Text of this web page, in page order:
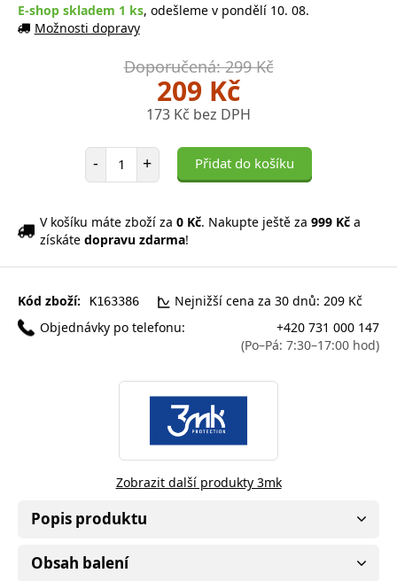
E-shop skladem 1 ks, odešleme v pondělí 10. 08.
Možnosti dopravy
Doporučená: 299 Kč
209 Kč
173 Kč bez DPH
- Počet položek
+ Přidat do košíku
V košíku máte zboží za 0 Kč. Nakupte ještě za 999 Kč a
získáte dopravu zdarma!
Kód zboží: K163386
Nejnižší cena za 30 dnů: 209 Kč
Objednávky po telefonu:
+420 731 000 147
(Po–Pá: 7:30–17:00 hod)
Zobrazit další produkty 3mk
Popis produktu
Obsah balení